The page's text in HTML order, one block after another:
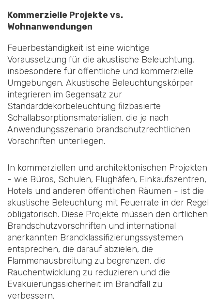
Kommerzielle Projekte vs.
Wohnanwendungen
Feuerbeständigkeit ist eine wichtige
Voraussetzung für die akustische Beleuchtung,
insbesondere für öffentliche und kommerzielle
Umgebungen. Akustische Beleuchtungskörper
integrieren im Gegensatz zur
Standarddekorbeleuchtung filzbasierte
Schallabsorptionsmaterialien, die je nach
Anwendungsszenario brandschutzrechtlichen
Vorschriften unterliegen.
In kommerziellen und architektonischen Projekten
- wie Büros, Schulen, Flughäfen, Einkaufszentren,
Hotels und anderen öffentlichen Räumen - ist die
akustische Beleuchtung mit Feuerrate in der Regel
obligatorisch. Diese Projekte müssen den örtlichen
Brandschutzvorschriften und international
anerkannten Brandklassifizierungssystemen
entsprechen, die darauf abzielen, die
Flammenausbreitung zu begrenzen, die
Rauchentwicklung zu reduzieren und die
Evakuierungssicherheit im Brandfall zu
verbessern.